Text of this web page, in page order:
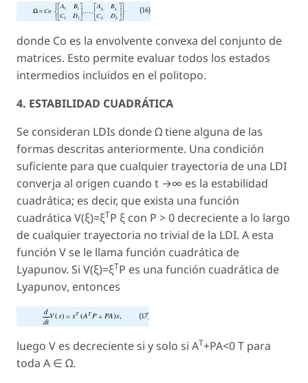
donde Co es la envolvente convexa del conjunto de
matrices. Esto permite evaluar todos los estados
intermedios incluidos en el politopo.
4. ESTABILIDAD CUADRÁTICA
Se consideran LDIs donde Ω tiene alguna de las
formas descritas anteriormente. Una condición
suficiente para que cualquier trayectoria de una LDI
converja al origen cuando t →∞ es la estabilidad
cuadrática; es decir, que exista una función
cuadrática V(ξ)=ξTP ξ con P > 0 decreciente a lo largo
de cualquier trayectoria no trivial de la LDI. A esta
función V se le llama función cuadrática de
Lyapunov. Si V(ξ)=ξTP es una función cuadrática de
Lyapunov, entonces
luego V es decreciente si y solo si AT+PA<0 T para
toda A ∈ Ω.